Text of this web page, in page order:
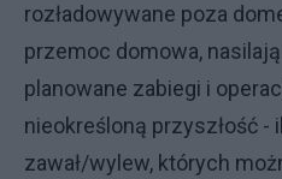
rozładowywane poza
przemoc domowa,
planowane zabiegi i
nieokreśloną przyszłość -
zawał/wylew, których